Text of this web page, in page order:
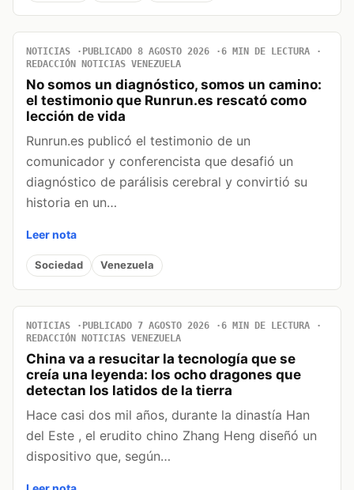
NOTICIAS PUBLICADO 8 AGOSTO 2026
6 MIN DE LECTURA
REDACCIÓN NOTICIAS VENEZUELA
No somos un diagnóstico, somos un camino:
el testimonio que Runrun.es rescató como
lección de vida
Runrun.es publicó el testimonio de un
comunicador y conferencista que desafió un
diagnóstico de parálisis cerebral y convirtió su
historia en un…
Leer nota
Sociedad Venezuela
NOTICIAS PUBLICADO 7 AGOSTO 2026
6 MIN DE LECTURA
REDACCIÓN NOTICIAS VENEZUELA
China va a resucitar la tecnología que se
creía una leyenda: los ocho dragones que
detectan los latidos de la tierra
Hace casi dos mil años, durante la dinastía Han
del Este , el erudito chino Zhang Heng diseñó un
dispositivo que, según…